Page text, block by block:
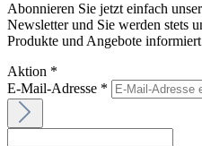
Abonnieren Sie jetzt einfach
Newsletter und Sie werden stets
Produkte und Angebote
Aktion *
E-Mail-Adresse *